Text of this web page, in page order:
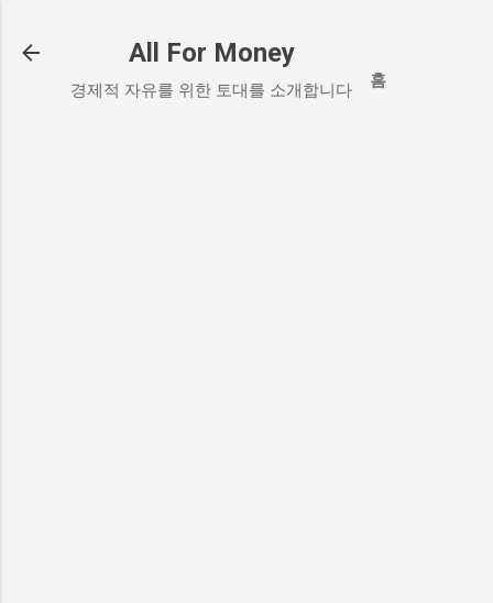
All For Money
경제적 자유를 위한 토대를 소개합니다 홈